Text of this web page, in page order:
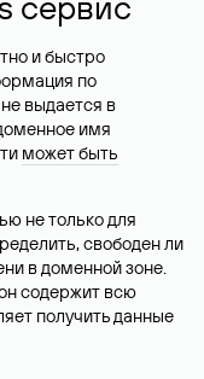
и быстро
по
выдается в
имя
может быть
не только для
свободен ли
в доменной зоне.
содержит всю
получить данные